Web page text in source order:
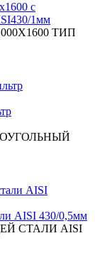
с
1мм
ТИП
AISI 430/0,5мм
СТАЛИ AISI